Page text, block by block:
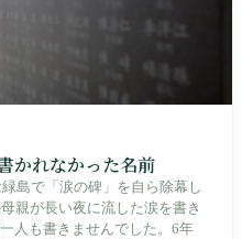
かれなかった名前
島で「涙の碑」を自ら除幕し
親が長い夜に流した涙を書き
人も書きませんでした。6年